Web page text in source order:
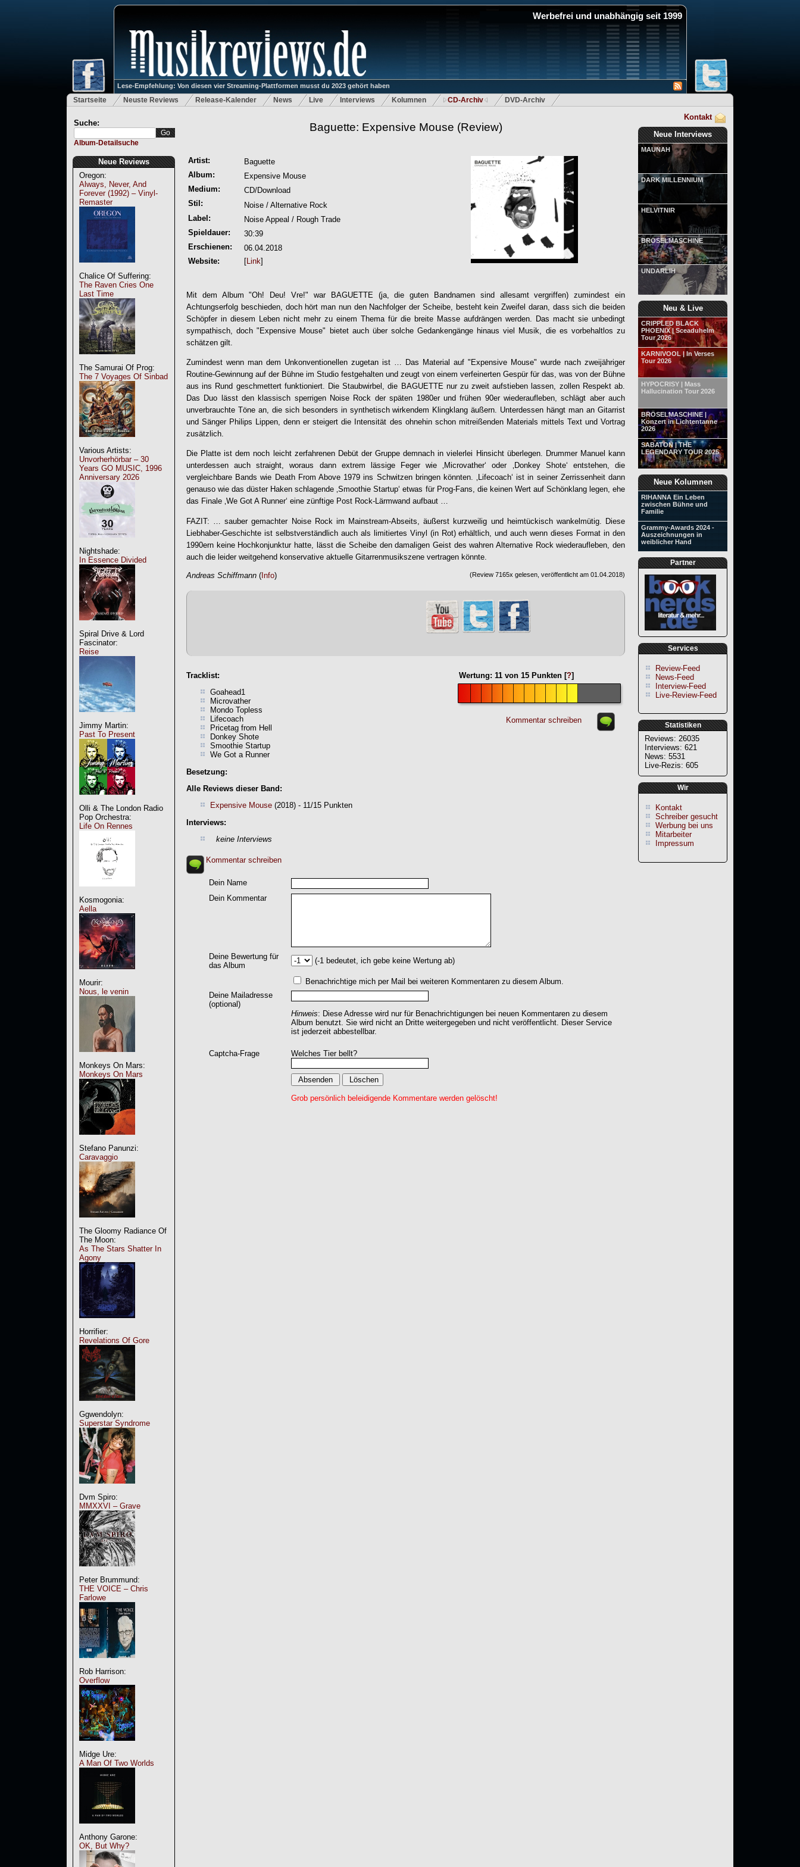
Werbefrei und unabhängig seit 1999
Lese-Empfehlung: Von diesen vier Streaming-Plattformen musst du 2023 gehört haben
Startseite Neuste Reviews Release-Kalender News Live Interviews Kolumnen CD-Archiv DVD-Archiv
Suche:
Album-Detailsuche
Neue Reviews
Oregon:
Always, Never, And
Forever (1992) – Vinyl-
Remaster
Chalice Of Suffering:
The Raven Cries One
Last Time
The Samurai Of Prog:
The 7 Voyages Of Sinbad
Various Artists:
Unvorherhörbar – 30
Years GO MUSIC, 1996
Anniversary 2026
Nightshade:
In Essence Divided
Spiral Drive & Lord
Fascinator:
Reise
Jimmy Martin:
Past To Present
Olli & The London Radio
Pop Orchestra:
Life On Rennes
Kosmogonia:
Aella
Mourir:
Nous, le venin
Monkeys On Mars:
Monkeys On Mars
Stefano Panunzi:
Caravaggio
The Gloomy Radiance Of
The Moon:
As The Stars Shatter In
Agony
Horrifier:
Revelations Of Gore
Ggwendolyn:
Superstar Syndrome
Dvm Spiro:
MMXXVI – Grave
Peter Brummund:
THE VOICE – Chris
Farlowe
Rob Harrison:
Overflow
Midge Ure:
A Man Of Two Worlds
Anthony Garone:
OK, But Why?
Kontakt
Neue Interviews
MAUNAH
DARK MILLENNIUM
HELVITNIR
BRÖSELMASCHINE
UNDARLIH
Neu & Live
CRIPPLED BLACK
PHOENIX | Sceaduhelm
Tour 2026
KARNIVOOL | In Verses
Tour 2026
HYPOCRISY | Mass
Hallucination Tour 2026
BRÖSELMASCHINE |
Konzert in Lichtentanne
2026
SABATON | THE
LEGENDARY TOUR 2025
Neue Kolumnen
RIHANNA Ein Leben
zwischen Bühne und
Familie
Grammy-Awards 2024 -
Auszeichnungen in
weiblicher Hand
Partner
Services
Review-Feed
News-Feed
Interview-Feed
Live-Review-Feed
Statistiken
Reviews: 26035
Interviews: 621
News: 5531
Live-Rezis: 605
Wir
Kontakt
Schreiber gesucht
Werbung bei uns
Mitarbeiter
Impressum
Baguette: Expensive Mouse (Review)
Artist:
Baguette
Album:
Expensive Mouse
Medium:
CD/Download
Stil:
Noise / Alternative Rock
Label:
Noise Appeal / Rough Trade
Spieldauer:
30:39
Erschienen:
06.04.2018
Website:
[Link]
Mit dem Album "Oh! Deu! Vre!" war BAGUETTE (ja, die guten Bandnamen sind allesamt vergriffen) zumindest ein
Achtungserfolg beschieden, doch hört man nun den Nachfolger der Scheibe, besteht kein Zweifel daran, dass sich die beiden
Schöpfer in diesem Leben nicht mehr zu einem Thema für die breite Masse aufdrängen werden. Das macht sie unbedingt
sympathisch, doch "Expensive Mouse" bietet auch über solche Gedankengänge hinaus viel Musik, die es vorbehaltlos zu
schätzen gilt.
Zumindest wenn man dem Unkonventionellen zugetan ist … Das Material auf " Expensive Mouse" wurde nach zweijähriger
Routine-Gewinnung auf der Bühne im Studio festgehalten und zeugt von einem verfeinerten Gespür für das, was von der Bühne
aus ins Rund geschmettert funktioniert. Die Staubwirbel, die BAGUETTE nur zu zweit aufstieben lassen, zollen Respekt ab.
Das Duo lässt den klassisch sperrigen Noise Rock der späten 1980er und frühen 90er wiederaufleben, schlägt aber auch
unverbrauchte Töne an, die sich besonders in synthetisch wirkendem Klingklang äußern. Unterdessen hängt man an Gitarrist
und Sänger Philips Lippen, denn er steigert die Intensität des ohnehin schon mitreißenden Materials mittels Text und Vortrag
zusätzlich.
Die Platte ist dem noch leicht zerfahrenen Debüt der Gruppe demnach in vielerlei Hinsicht überlegen. Drummer Manuel kann
unterdessen auch straight, woraus dann extrem lässige Feger wie ‚Microvather‘ oder ‚Donkey Shote‘ entstehen, die
vergleichbare Bands wie Death From Above 1979 ins Schwitzen bringen könnten. ‚Lifecoach‘ ist in seiner Zerrissenheit dann
genauso wie das düster Haken schlagende ‚Smoothie Startup‘ etwas für Prog-Fans, die keinen Wert auf Schönklang legen, ehe
das Finale ‚We Got A Runner‘ eine zünftige Post Rock-Lärmwand aufbaut …
FAZIT: … sauber gemachter Noise Rock im Mainstream-Abseits, äußerst kurzweilig und heimtückisch wankelmütig. Diese
Liebhaber-Geschichte ist selbstverständlich auch als limitiertes Vinyl (in Rot) erhältlich, und auch wenn dieses Format in den
1990ern keine Hochkonjunktur hatte, lässt die Scheibe den damaligen Geist des wahren Alternative Rock wiederaufleben, den
auch die leider weitgehend konservative aktuelle Gitarrenmusikszene vertragen könnte.
Andreas Schiffmann ( Info) (Review 7165x gelesen, veröffentlicht am 01.04.2018)
Wertung: 11 von 15 Punkten [?]
Kommentar schreiben
Tracklist:
Goahead1
Microvather
Mondo Topless
Lifecoach
Pricetag from Hell
Donkey Shote
Smoothie Startup
We Got a Runner
Besetzung:
Alle Reviews dieser Band:
Expensive Mouse (2018) - 11/15 Punkten
Interviews:
keine Interviews
Kommentar schreiben
Dein Name
Dein Kommentar
Deine Bewertung für
das Album
(-1 bedeutet, ich gebe keine Wertung ab)
Benachrichtige mich per Mail bei weiteren Kommentaren zu diesem Album.
Deine Mailadresse
(optional)
Hinweis: Diese Adresse wird nur für Benachrichtigungen bei neuen Kommentaren zu diesem
Album benutzt. Sie wird nicht an Dritte weitergegeben und nicht veröffentlicht. Dieser Service
ist jederzeit abbestellbar.
Captcha-Frage Welches Tier bellt?
Grob persönlich beleidigende Kommentare werden gelöscht!